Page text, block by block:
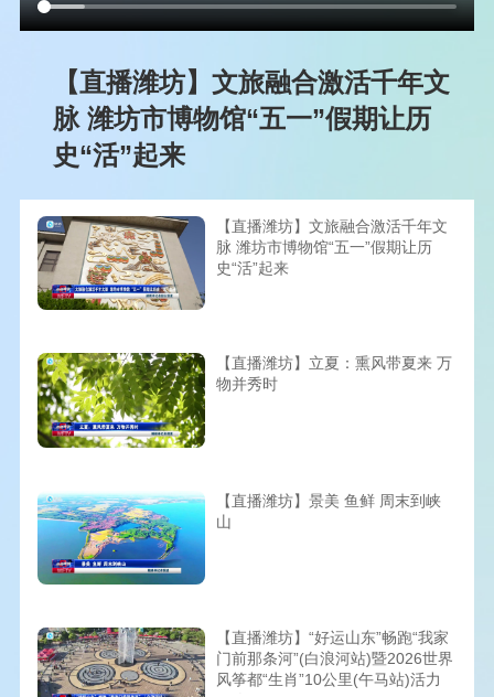
【直播潍坊】文旅融合激活千年文
脉 潍坊市博物馆“五一”假期让历
史“活”起来
【直播潍坊】文旅融合激活千年文
脉 潍坊市博物馆“五一”假期让历
史“活”起来
【直播潍坊】立夏：熏风带夏来 万
物并秀时
【直播潍坊】景美 鱼鲜 周末到峡
山
【直播潍坊】“好运山东”畅跑“我家
门前那条河”(白浪河站)暨2026世界
风筝都“生肖”10公里(午马站)活力